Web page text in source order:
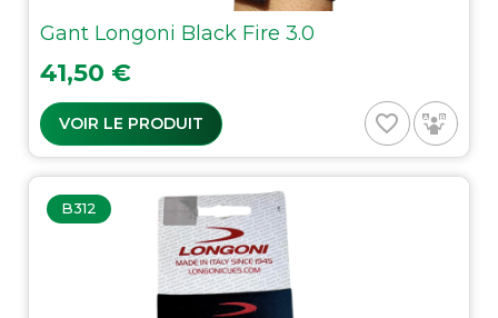
Gant Longoni Black Fire 3.0
Prix
41,50 €
VOIR LE PRODUIT favorite_border
B312